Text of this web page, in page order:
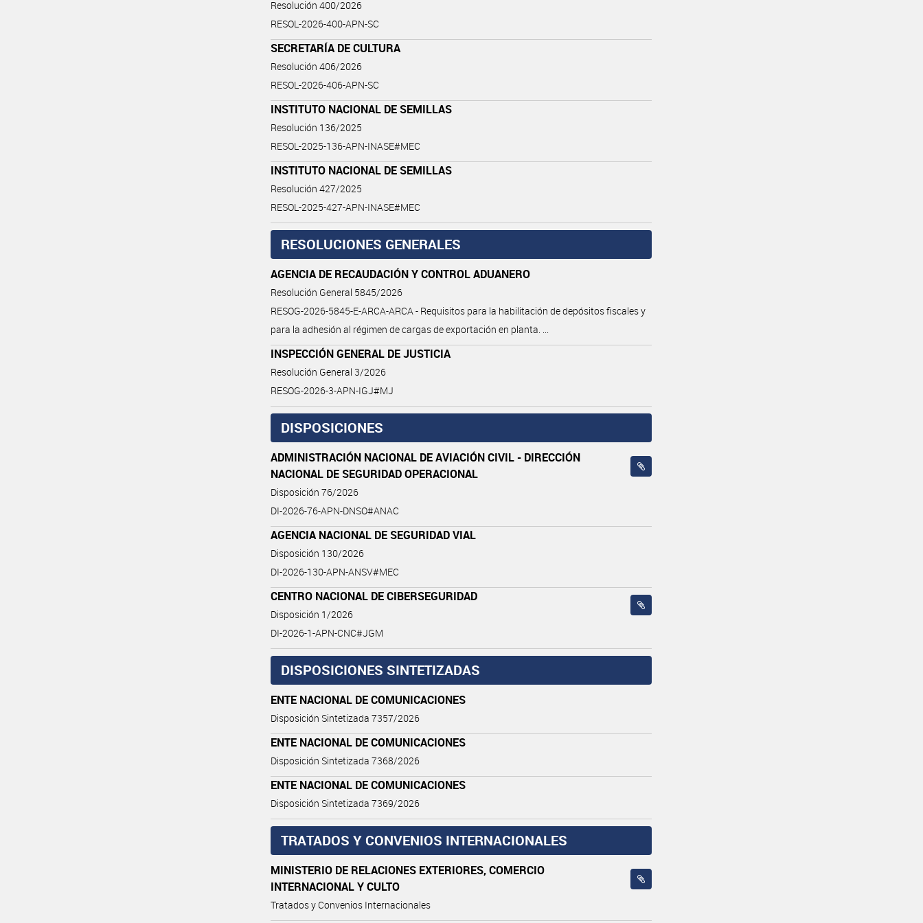
Resolución 400/2026
RESOL-2026-400-APN-SC
SECRETARÍA DE CULTURA
Resolución 406/2026
RESOL-2026-406-APN-SC
INSTITUTO NACIONAL DE SEMILLAS
Resolución 136/2025
RESOL-2025-136-APN-INASE#MEC
INSTITUTO NACIONAL DE SEMILLAS
Resolución 427/2025
RESOL-2025-427-APN-INASE#MEC
RESOLUCIONES GENERALES
AGENCIA DE RECAUDACIÓN Y CONTROL ADUANERO
Resolución General 5845/2026
RESOG-2026-5845-E-ARCA-ARCA - Requisitos para la habilitación de depósitos fiscales y
para la adhesión al régimen de cargas de exportación en planta. ...
INSPECCIÓN GENERAL DE JUSTICIA
Resolución General 3/2026
RESOG-2026-3-APN-IGJ#MJ
DISPOSICIONES
ADMINISTRACIÓN NACIONAL DE AVIACIÓN CIVIL - DIRECCIÓN
NACIONAL DE SEGURIDAD OPERACIONAL
Disposición 76/2026
DI-2026-76-APN-DNSO#ANAC
AGENCIA NACIONAL DE SEGURIDAD VIAL
Disposición 130/2026
DI-2026-130-APN-ANSV#MEC
CENTRO NACIONAL DE CIBERSEGURIDAD
Disposición 1/2026
DI-2026-1-APN-CNC#JGM
DISPOSICIONES SINTETIZADAS
ENTE NACIONAL DE COMUNICACIONES
Disposición Sintetizada 7357/2026
ENTE NACIONAL DE COMUNICACIONES
Disposición Sintetizada 7368/2026
ENTE NACIONAL DE COMUNICACIONES
Disposición Sintetizada 7369/2026
TRATADOS Y CONVENIOS INTERNACIONALES
MINISTERIO DE RELACIONES EXTERIORES, COMERCIO
INTERNACIONAL Y CULTO
Tratados y Convenios Internacionales